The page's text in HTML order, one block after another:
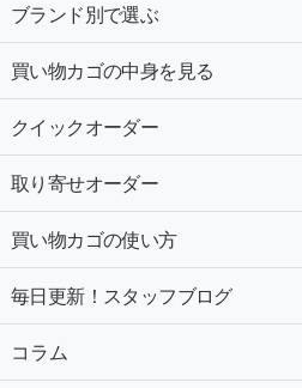
ブランド別で選ぶ
買い物カゴの中身を見る
クイックオーダー
取り寄せオーダー
買い物カゴの使い方
毎日更新！スタッフブログ
コラム